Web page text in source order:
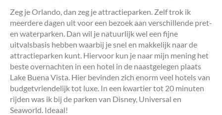
Zeg je Orlando, dan zeg je attractieparken. Zelf trok ik
meerdere dagen uit voor een bezoek aan verschillende pret-
en waterparken. Dan wil je natuurlijk wel een fijne
uitvalsbasis hebben waarbij je snel en makkelijk naar de
attractieparken kunt. Hiervoor kun je naar mijn mening het
beste overnachten in een hotel in de naastgelegen plaats
Lake Buena Vista. Hier bevinden zich enorm veel hotels van
budgetvriendelijk tot luxe. In een kwartier tot 20 minuten
rijden was ik bij de parken van Disney, Universal en
Seaworld. Ideaal!